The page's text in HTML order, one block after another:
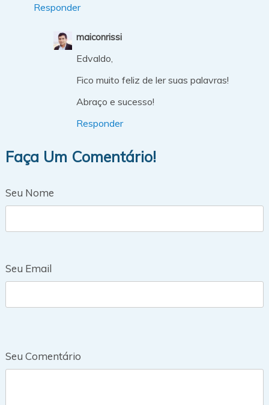
Responder
maiconrissi
Edvaldo,
Fico muito feliz de ler suas palavras!
Abraço e sucesso!
Responder
Faça Um Comentário!
Seu Nome
Seu Email
Seu Comentário